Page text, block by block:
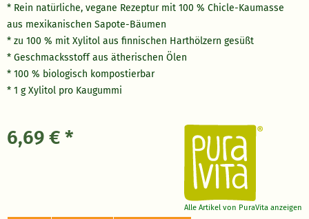
* Rein natürliche, vegane Rezeptur mit 100 % Chicle-Kaumasse
aus mexikanischen Sapote-Bäumen
* zu 100 % mit Xylitol aus finnischen Harthölzern gesüßt
* Geschmacksstoff aus ätherischen Ölen
* 100 % biologisch kompostierbar
* 1 g Xylitol pro Kaugummi
Alle Artikel von PuraVita anzeigen
6,69 € *